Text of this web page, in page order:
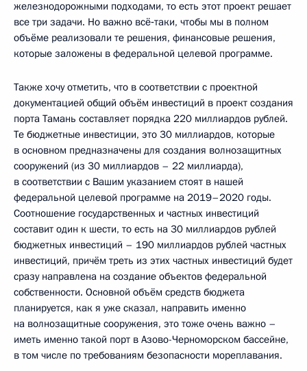
железнодорожными подходами, то есть этот проект решает
все три задачи. Но важно всё‑таки, чтобы мы в полном
объёме реализовали те решения, финансовые решения,
которые заложены в федеральной целевой программе.
Также хочу отметить, что в соответствии с проектной
документацией общий объём инвестиций в проект создания
порта Тамань составляет порядка 220 миллиардов рублей.
Те бюджетные инвестиции, это 30 миллиардов, которые
в основном предназначены для создания волнозащитных
сооружений (из 30 миллиардов – 22 миллиарда),
в соответствии с Вашим указанием стоят в нашей
федеральной целевой программе на 2019–2020 годы.
Соотношение государственных и частных инвестиций
составит один к шести, то есть на 30 миллиардов рублей
бюджетных инвестиций – 190 миллиардов рублей частных
инвестиций, причём треть из этих частных инвестиций будет
сразу направлена на создание объектов федеральной
собственности. Основной объём средств бюджета
планируется, как я уже сказал, направить именно
на волнозащитные сооружения, это тоже очень важно –
иметь именно такой порт в Азово-Черноморском бассейне,
в том числе по требованиям безопасности мореплавания.